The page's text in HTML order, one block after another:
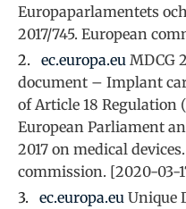
Europaparlamentets
2017/745. European
ec.europa.eu MDCG
document – Implant
of Article 18 Regulation
European Parliament
2017 on medical
commission. [2020-03-
ec.europa.eu Unique